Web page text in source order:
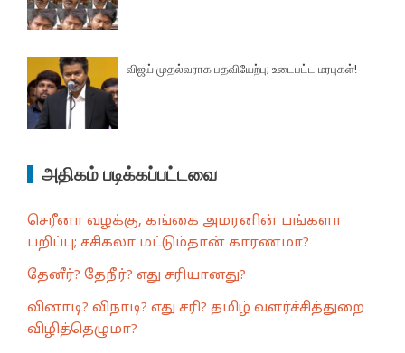
விஜய் முதல்வராக பதவியேற்பு; உடைபட்ட மரபுகள்!
அதிகம் படிக்கப்பட்டவை
செரீனா வழக்கு, கங்கை அமரனின் பங்களா
பறிப்பு; சசிகலா மட்டும்தான் காரணமா?
தேனீர்? தேநீர்? எது சரியானது?
வினாடி? விநாடி? எது சரி? தமிழ் வளர்ச்சித்துறை
விழித்தெழுமா?